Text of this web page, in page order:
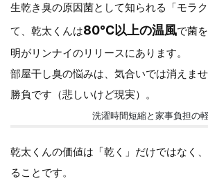
生乾き臭の原因菌として知られる「モラ
て、乾太くんは80℃以上の温風で菌
明がリンナイのリリースにあります。
部屋干し臭の悩みは、気合いでは消えま
勝負です（悲しいけど現実）。
洗濯時間短縮と家事負担の
乾太くんの価値は「乾く」だけではなく
ることです。